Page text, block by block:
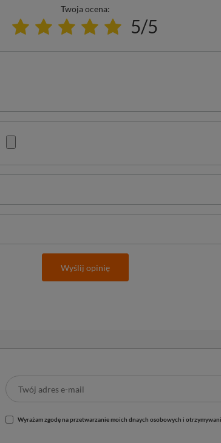
Twoja ocena:
5/5
Wyślij opinię
Wyrażam zgodę na przetwarzanie moich dnaych osobowych i